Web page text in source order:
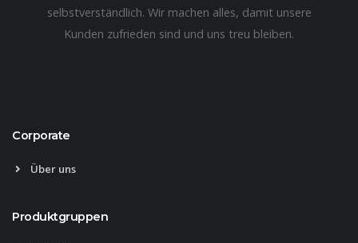
Corporate
Über uns
Produktgruppen
selbstverständlich. Wir machen alles, damit unsere
Kunden zufrieden sind und uns treu bleiben.